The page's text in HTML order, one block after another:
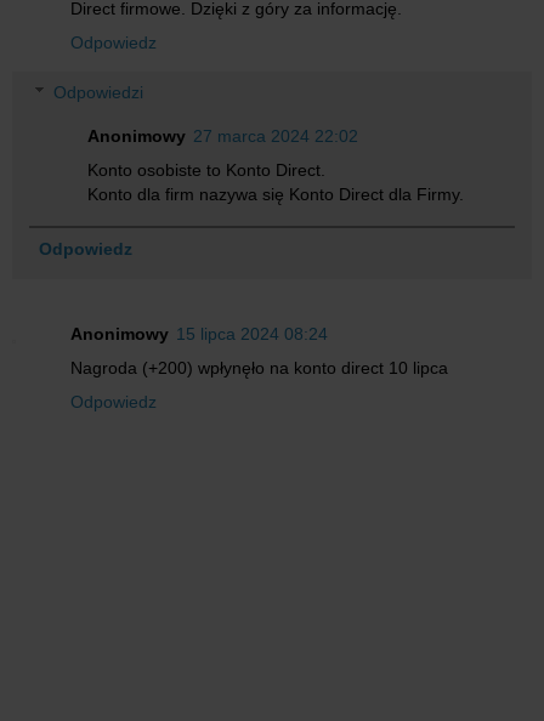
Direct firmowe. Dzięki z góry za informację.
Odpowiedz
Odpowiedzi
Anonimowy 27 marca 2024 22:02
Konto osobiste to Konto Direct.
Konto dla firm nazywa się Konto Direct dla Firmy.
Odpowiedz
Anonimowy 15 lipca 2024 08:24
Nagroda (+200) wpłynęło na konto direct 10 lipca
Odpowiedz